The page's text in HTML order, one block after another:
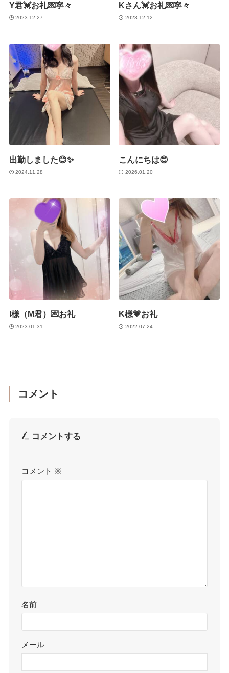
Y君💓お礼💌寧々
2023.12.27
Kさん💓お礼💌寧々
2023.12.12
出勤しました😊✨
2024.11.28
こんにちは😊
2026.01.20
I様（M君）💌お礼
2023.01.31
K様💗お礼
2022.07.24
コメント
コメントする
コメント ※
名前
メール